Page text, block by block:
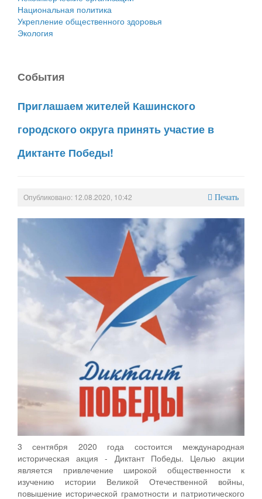
Национальная политика
Укрепление общественного здоровья
Экология
События
Приглашаем жителей Кашинского
городского округа принять участие в
Диктанте Победы!
Опубликовано: 12.08.2020, 10:42 Печать
3 сентября 2020 года состоится международная
историческая акция - Диктант Победы. Целью акции
является привлечение широкой общественности к
изучению истории Великой Отечественной войны,
повышение исторической грамотности и патриотического